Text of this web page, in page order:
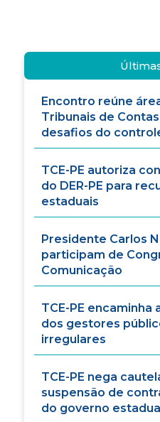
Encontro reúne
Tribunais de
desafios do
TCE-PE autoriza
do DER-PE para
estaduais
Presidente Carlos
participam de
Comunicação
TCE-PE encaminha
dos gestores
irregulares
TCE-PE nega
suspensão de
do governo